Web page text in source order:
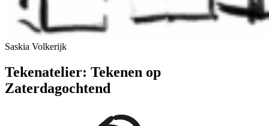
Saskia Volkerijk
Tekenatelier: Tekenen op
Zaterdagochtend